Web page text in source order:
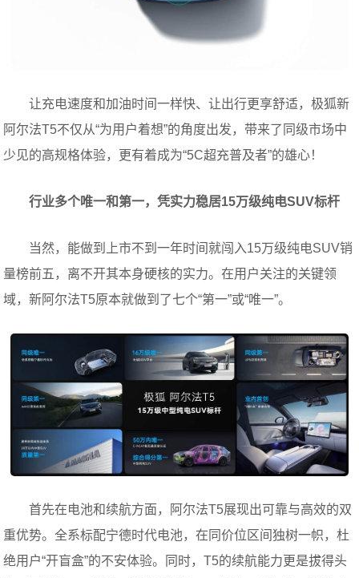
让充电速度和加油时间一样快、让出行更享舒适，极狐新
阿尔法T5不仅从“为用户着想”的角度出发，带来了同级市场中
少见的高规格体验，更有着成为“5C超充普及者”的雄心！
行业多个唯一和第一，凭实力稳居15万级纯电SUV标杆
当然，能做到上市不到一年时间就闯入15万级纯电SUV销
量榜前五，离不开其本身硬核的实力。在用户关注的关键领
域，新阿尔法T5原本就做到了七个“第一”或“唯一”。
首先在电池和续航方面，阿尔法T5展现出可靠与高效的双
重优势。全系标配宁德时代电池，在同价位区间独树一帜，杜
绝用户“开盲盒”的不安体验。同时，T5的续航能力更是拔得头